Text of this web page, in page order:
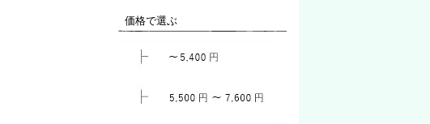
価格で選ぶ